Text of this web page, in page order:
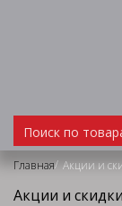
Главная/ Акции и
Акции и скидки